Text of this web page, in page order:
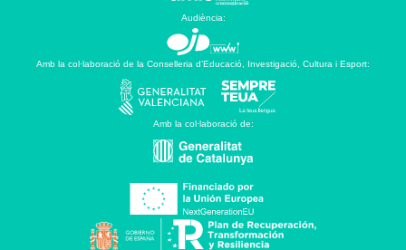
Audiència:
Amb la col·laboració de la Conselleria d’Educació, Investigació, Cultura i Esport:
Amb la col·laboració de: